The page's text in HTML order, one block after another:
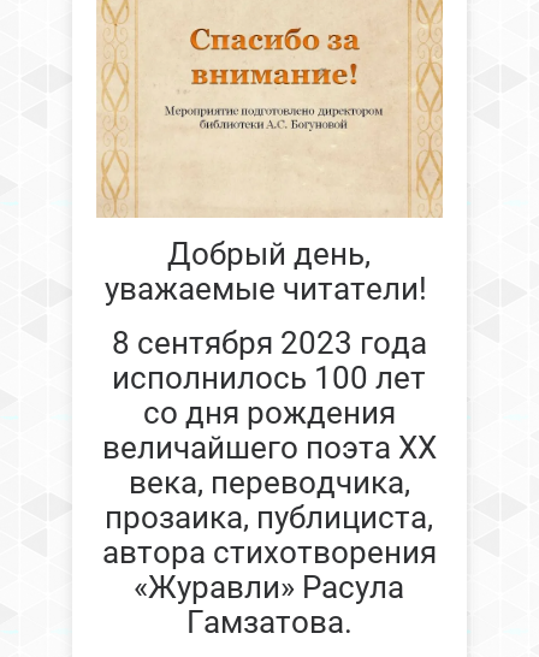
Добрый день,
уважаемые читатели!
8 сентября 2023 года
исполнилось 100 лет
со дня рождения
величайшего поэта XX
века, переводчика,
прозаика, публициста,
автора стихотворения
«Журавли» Расула
Гамзатова.